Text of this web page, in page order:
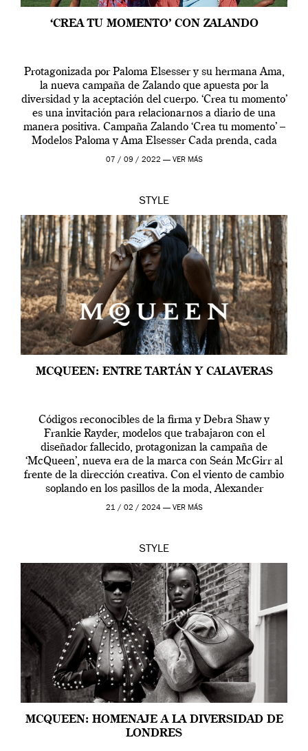
‘CREA TU MOMENTO’ CON ZALANDO
Protagonizada por Paloma Elsesser y su hermana Ama,
la nueva campaña de Zalando que apuesta por la
diversidad y la aceptación del cuerpo. ‘Crea tu momento’
es una invitación para relacionarnos a diario de una
manera positiva. Campaña Zalando ‘Crea tu momento’ –
Modelos Paloma y Ama Elsesser Cada prenda, cada
outfit, cada momento, caracteriza […]
07 / 09 / 2022 — VER MÁS
STYLE
MCQUEEN: ENTRE TARTÁN Y CALAVERAS
Códigos reconocibles de la firma y Debra Shaw y
Frankie Rayder, modelos que trabajaron con el
diseñador fallecido, protagonizan la campaña de
‘McQueen’, nueva era de la marca con Seán McGirr al
frente de la dirección creativa. Con el viento de cambio
soplando en los pasillos de la moda, Alexander
McQueen se prepara para una […]
21 / 02 / 2024 — VER MÁS
STYLE
MCQUEEN: HOMENAJE A LA DIVERSIDAD DE
LONDRES